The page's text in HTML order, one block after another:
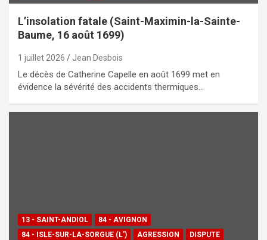
L’insolation fatale (Saint-Maximin-la-Sainte-
Baume, 16 août 1699)
1 juillet 2026 Jean Desbois
Le décès de Catherine Capelle en août 1699 met en
évidence la sévérité des accidents thermiques…
13 - SAINT-ANDIOL
84 - AVIGNON
84 - ISLE-SUR-LA-SORGUE (L')
AGRESSION
DISPUTE